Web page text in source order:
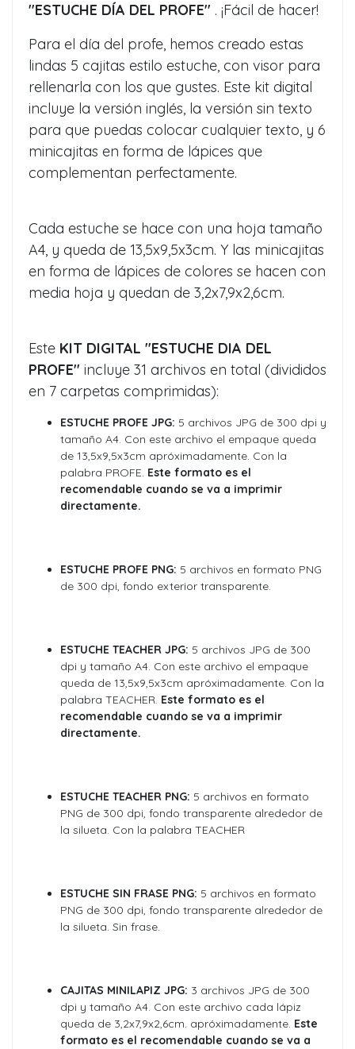
"ESTUCHE DÍA DEL PROFE" . ¡Fácil de hacer!
Para el día del profe, hemos creado estas
lindas 5 cajitas estilo estuche, con visor para
rellenarla con los que gustes. Este kit digital
incluye la versión inglés, la versión sin texto
para que puedas colocar cualquier texto, y 6
minicajitas en forma de lápices que
complementan perfectamente.
Cada estuche se hace con una hoja tamaño
A4, y queda de 13,5x9,5x3cm. Y las minicajitas
en forma de lápices de colores se hacen con
media hoja y quedan de 3,2x7,9x2,6cm.
Este KIT DIGITAL "ESTUCHE DIA DEL
PROFE" incluye 31 archivos en total (divididos
en 7 carpetas comprimidas):
ESTUCHE PROFE JPG: 5 archivos JPG de 300 dpi y
tamaño A4. Con este archivo el empaque queda
de 13,5x9,5x3cm apróximadamente. Con la
palabra PROFE. Este formato es el
recomendable cuando se va a imprimir
directamente.
ESTUCHE PROFE PNG: 5 archivos en formato PNG
de 300 dpi, fondo exterior transparente.
ESTUCHE TEACHER JPG: 5 archivos JPG de 300
dpi y tamaño A4. Con este archivo el empaque
queda de 13,5x9,5x3cm apróximadamente. Con la
palabra TEACHER. Este formato es el
recomendable cuando se va a imprimir
directamente.
ESTUCHE TEACHER PNG: 5 archivos en formato
PNG de 300 dpi, fondo transparente alrededor de
la silueta. Con la palabra TEACHER
ESTUCHE SIN FRASE PNG: 5 archivos en formato
PNG de 300 dpi, fondo transparente alrededor de
la silueta. Sin frase.
CAJITAS MINILAPIZ JPG: 3 archivos JPG de 300
dpi y tamaño A4. Con este archivo cada lápiz
queda de 3,2x7,9x2,6cm. apróximadamente. Este
formato es el recomendable cuando se va a